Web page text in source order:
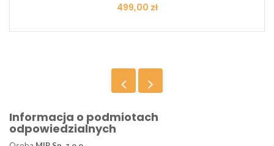
Cena
499,00 zł
Informacja o podmiotach
odpowiedzialnych